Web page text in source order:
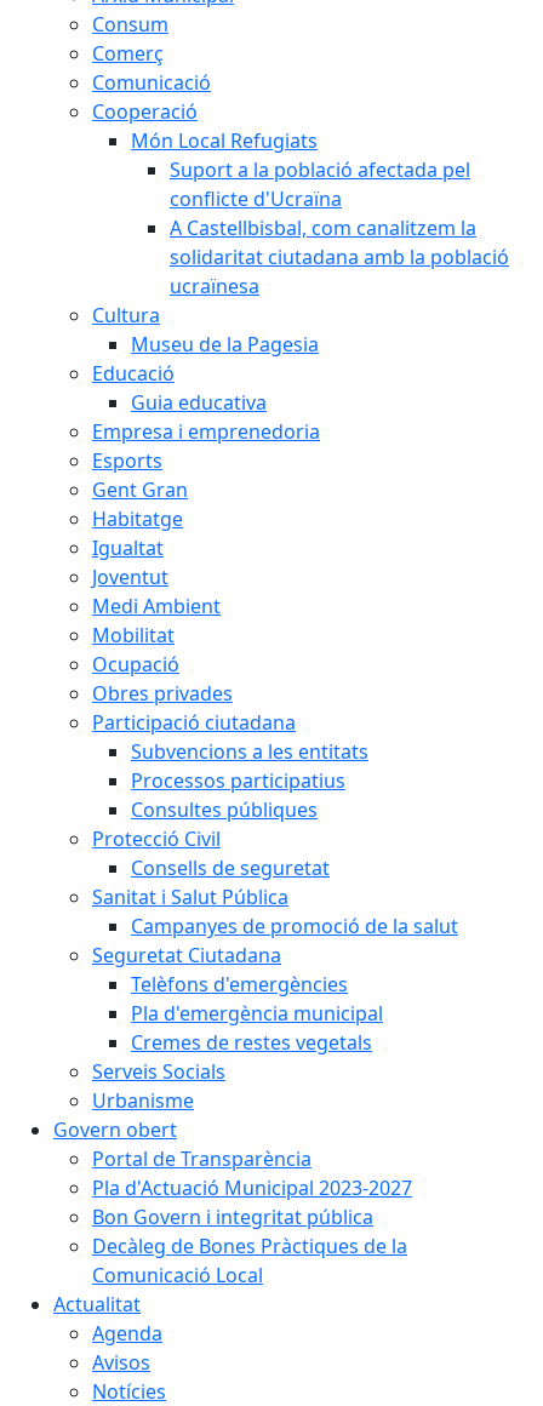
Consum
Comerç
Comunicació
Cooperació
Món Local Refugiats
Suport a la població afectada pel
conflicte d'Ucraïna
A Castellbisbal, com canalitzem la
solidaritat ciutadana amb la població
ucraïnesa
Cultura
Museu de la Pagesia
Educació
Guia educativa
Empresa i emprenedoria
Esports
Gent Gran
Habitatge
Igualtat
Joventut
Medi Ambient
Mobilitat
Ocupació
Obres privades
Participació ciutadana
Subvencions a les entitats
Processos participatius
Consultes públiques
Protecció Civil
Consells de seguretat
Sanitat i Salut Pública
Campanyes de promoció de la salut
Seguretat Ciutadana
Telèfons d'emergències
Pla d'emergència municipal
Cremes de restes vegetals
Serveis Socials
Urbanisme
Govern obert
Portal de Transparència
Pla d'Actuació Municipal 2023-2027
Bon Govern i integritat pública
Decàleg de Bones Pràctiques de la
Comunicació Local
Actualitat
Agenda
Avisos
Notícies